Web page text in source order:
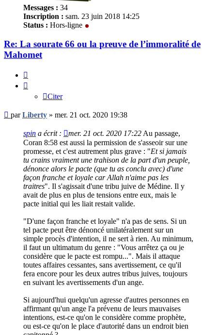
Messages : 34
Inscription : sam. 23 juin 2018 14:25
Status : Hors-ligne
Re: La sourate 66 ou la preuve de l’immoralité de
Mahomet
Citer
Message
non
parLiberty » mer. 21 oct. 2020 19:38
spin a écrit : mer. 21 oct. 2020 17:22 Au passage,
Coran 8:58 est aussi la permission de s'asseoir sur une
promesse, et c'est autrement plus grave : "Et si jamais
tu crains vraiment une trahison de la part d'un peuple,
dénonce alors le pacte (que tu as conclu avec) d'une
façon franche et loyale car Allah n'aime pas les
traitres". Il s'agissait d'une tribu juive de Médine. Il y
avait de plus en plus de tensions entre eux, mais le
pacte initial qui les liait restait valide.
"D'une façon franche et loyale" n'a pas de sens. Si un
tel pacte peut être dénoncé unilatéralement sur un
simple procès d'intention, il ne sert à rien. Au minimum,
il faut un ultimatum du genre : "Vous arrêtez ça ou je
considère que le pacte est rompu...". Mais il attaque
toutes affaires cessantes, sans avertissement, ce qu'il
fera encore pour les deux autres tribus juives, toujours
en suivant les avertissements d'un ange.
Si aujourd'hui quelqu'un agresse d'autres personnes en
affirmant qu'un ange l'a prévenu de leurs mauvaises
intentions, est-ce qu'on le considère comme prophète,
ou est-ce qu'on le place d'autorité dans un endroit bien